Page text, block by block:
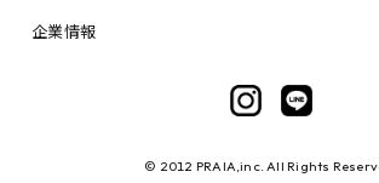
企業情報
© 2012 PRAIA,inc. All Rights